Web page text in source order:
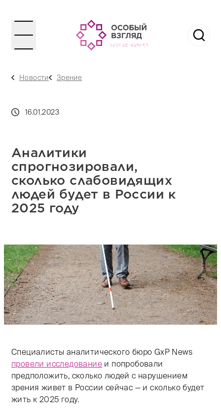
Новости Зрение
16.01.2023
Аналитики
спрогнозировали,
сколько слабовидящих
людей будет в России к
2025 году
Специалисты аналитического бюро GxP News
провели исследование и попробовали
предположить, сколько людей с нарушением
зрения живет в России сейчас — и сколько будет
жить к 2025 году.